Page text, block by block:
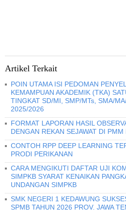
Artikel Terkait
POIN UTAMA ISI PEDOMAN
KEMAMPUAN AKADEMIK (TKA)
TINGKAT SD/MI, SMP/MTs, SMA/
2025/2026
FORMAT LAPORAN HASIL
DENGAN REKAN SEJAWAT DI
CONTOH RPP DEEP LEARNING
PRODI PERIKANAN
CARA MENGIKUTI DAFTAR UJI
SIMPKB SYARAT KENAIKAN
UNDANGAN SIMPKB
SMK NEGERI 1 KEDAWUNG
SPMB TAHUN 2026 PROV. JAWA